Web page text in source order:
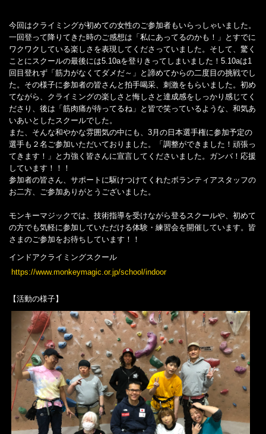
今回はクライミングが初めての女性のご参加者もいらっしゃいました。
一回登って降りてきた時のご感想は「私にあってるのかも！」とすでに
ワクワクしている楽しさを表現してくださっていました。そして、驚く
ことにスクールの最後には5.10aを登りきってしまいました！5.10aは1
回目登れず「筋力がなくてダメだ～」と諦めてからの二度目の挑戦でし
た。その様子に参加者の皆さんと拍手喝采、刺激をもらいました。初め
てながら、クライミングの楽しさと悔しさと達成感をしっかり感じてく
ださり、後は「筋肉痛が待ってるね」と皆で笑っているような、和気あ
いあいとしたスクールでした。
また、そんな和やかな雰囲気の中にも、3月の日本選手権に参加予定の
選手も２名ご参加いただいておりました。「調整ができました！頑張っ
てきます！」と力強く皆さんに宣言してくださいました。ガンバ！応援
しています！！！
参加者の皆さん、サポートに駆けつけてくれたボランティアスタッフの
お二方、ご参加ありがとうございました。
モンキーマジックでは、技術指導を受けながら登るスクールや、初めて
の方でも気軽に参加していただける体験・練習会を開催しています。皆
さまのご参加をお待ちしています！！
インドアクライミングスクール
https://www.monkeymagic.or.jp/school/indoor
【活動の様子】